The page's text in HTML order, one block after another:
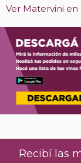
Ver Matervini
Recibí las